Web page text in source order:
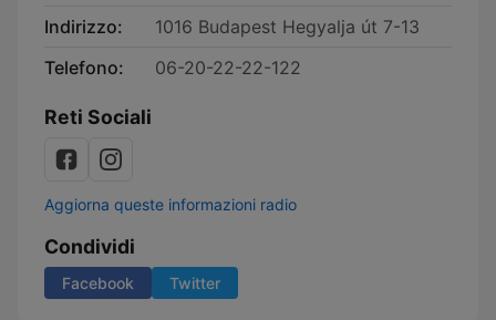
Indirizzo:
1016 Budapest Hegyalja út 7-13
Telefono:
06-20-22-22-122
Reti Sociali
Aggiorna queste informazioni radio
Condividi
Facebook Twitter